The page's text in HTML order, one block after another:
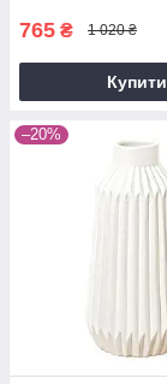
765 ₴ 1 020 ₴
Купити
–20%